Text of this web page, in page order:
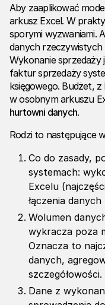
Aby zaaplikować
arkusz Excel. W
sporymi wyzwaniami.
danych rzeczywistych
Wykonanie sprzedaży
faktur sprzedaży
księgowego. Budżet,
w osobnym arkuszu
hurtowni danych.
Rodzi to następujące
Co do zasady,
systemach:
Excelu
łączenia
Wolumen
wykracza poza
Oznacza to
danych,
szczegółowości.
Dane z